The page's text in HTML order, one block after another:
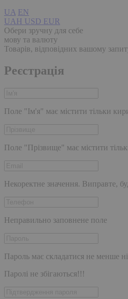
UA EN
UAH USD EUR
Обери зручну для себе
мову та валюту
Товарів, відповідних вашому
Реєстрація
Поле "Ім'я" має містити тільки
Поле "Прізвище" має містити
Некоректне значення. Виправте,
Неправильно заповнене поле
Пароль має складатися не менше
Паролі не збігаються!!!